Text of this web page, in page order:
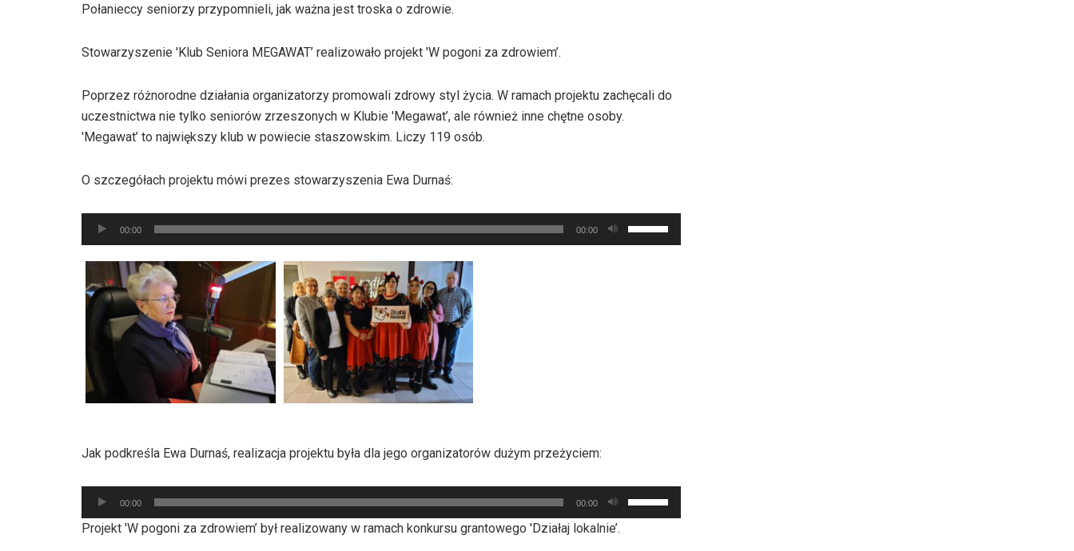
Połanieccy seniorzy przypomnieli, jak ważna jest troska o zdrowie.
Stowarzyszenie 'Klub Seniora MEGAWAT’ realizowało projekt 'W pogoni za zdrowiem’.
Poprzez różnorodne działania organizatorzy promowali zdrowy styl życia. W ramach projektu zachęcali do
uczestnictwa nie tylko seniorów zrzeszonych w Klubie 'Megawat’, ale również inne chętne osoby.
'Megawat’ to największy klub w powiecie staszowskim. Liczy 119 osób.
O szczegółach projektu mówi prezes stowarzyszenia Ewa Durnaś:
Odtwarzacz
plików
dźwiękowych
00:00 00:00
strzałek
Jak podkreśla Ewa Durnaś, realizacja projektu była dla jego organizatorów dużym przeżyciem:
Odtwarzacz
plików
dźwiękowych
00:00 00:00
strzałek
Projekt 'W pogoni za zdrowiem’ był realizowany w ramach konkursu grantowego 'Działaj lokalnie’.